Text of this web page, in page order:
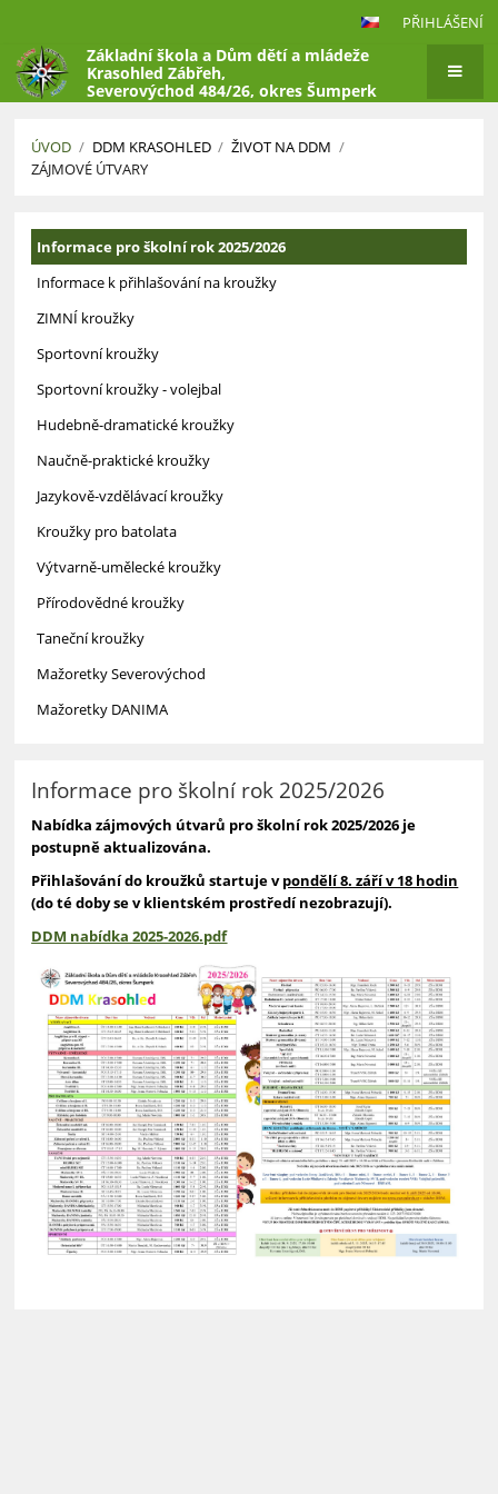
PŘIHLÁŠENÍ
Základní škola a Dům dětí a mládeže
Krasohled Zábřeh,
Severovýchod 484/26, okres Šumperk
ÚVOD / DDM KRASOHLED / ŽIVOT NA DDM /
ZÁJMOVÉ ÚTVARY
Zájmové
útvary
Informace pro školní rok 2025/2026
Informace k přihlašování na kroužky
ZIMNÍ kroužky
Sportovní kroužky
Sportovní kroužky - volejbal
Hudebně-dramatické kroužky
Naučně-praktické kroužky
Jazykově-vzdělávací kroužky
Kroužky pro batolata
Výtvarně-umělecké kroužky
Přírodovědné kroužky
Taneční kroužky
Mažoretky Severovýchod
Mažoretky DANIMA
Informace pro školní rok 2025/2026
Nabídka zájmových útvarů pro školní rok 2025/2026 je
postupně aktualizována.
Přihlašování do kroužků startuje vpondělí 8. září v 18 hodin
(do té doby se v klientském prostředí nezobrazují).
DDM nabídka 2025-2026.pdf